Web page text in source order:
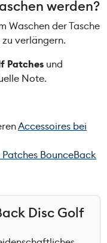
werden?
Waschen der Tasche
verlängern.
Patches und
Note.
Accessoires bei
BounceBack
Disc Golf